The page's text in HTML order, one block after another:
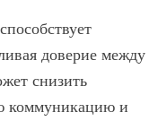
доверие между
снизить
коммуникацию и